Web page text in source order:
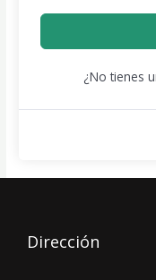
¿No tienes
Dirección